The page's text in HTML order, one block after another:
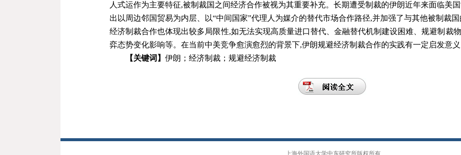
人式运作为主要特征,被制裁国之间经济合作被视为其重要补充。长期遭受制裁的伊朗近年来面临美
出以周边邻国贸易为内层、以“中间国家”代理人为媒介的替代市场合作路径,并加强了与其他被制裁
经济制裁合作也体现出较多局限性,如无法实现高质量进口替代、金融替代机制建设困难、规避制裁
弈态势变化影响等。在当前中美竞争愈演愈烈的背景下,伊朗规避经济制裁合作的实践有一定启发意义
【关键词】 伊朗；经济制裁；规避经济制裁
上海外国语大学中东研究所版权所有